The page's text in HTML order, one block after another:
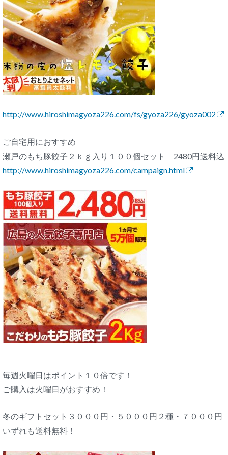
http://www.hiroshimagyoza226.com/fs/gyoza226/gyoza002
ご自宅用におすすめ
瀬戸のもち豚餃子２ｋｇ入り１００個セット 2480円送料込
http://www.hiroshimagyoza226.com/campaign.html
毎週火曜日はポイント１０倍です！
ご購入は火曜日がおすすめ！
冬のギフトセット３０００円・５０００円２種・７０００円
いずれも送料無料！